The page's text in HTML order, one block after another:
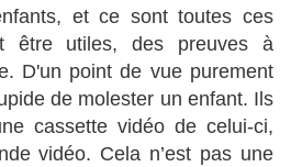
et ce sont toutes ces
être utiles, des preuves à
D'un point de vue purement
de molester un enfant. Ils
cassette vidéo de celui-ci,
vidéo. Cela n’est pas une